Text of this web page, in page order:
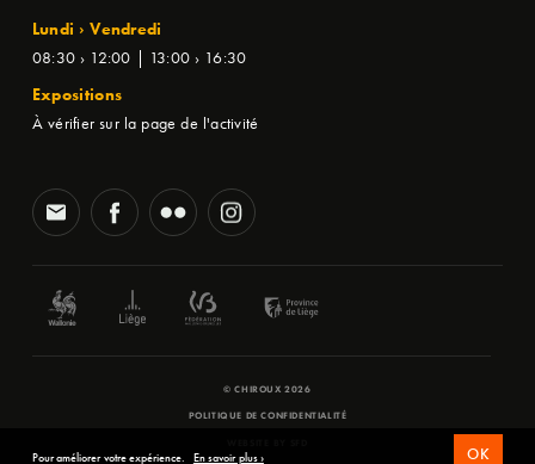
Lundi › Vendredi
08:30 › 12:00 | 13:00 › 16:30
Expositions
À vérifier sur la page de l'activité
© CHIROUX 2026
POLITIQUE DE CONFIDENTIALITÉ
Pour améliorer votre expérience. En savoir plus › OK